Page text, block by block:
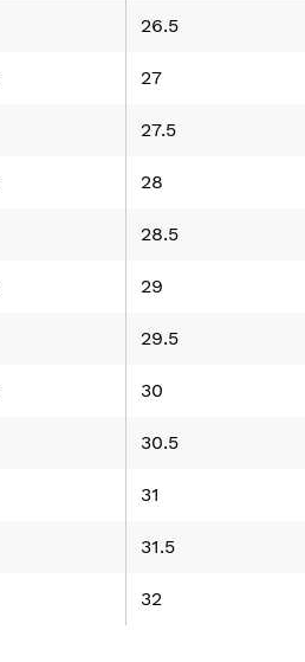
26.5
27
27.5
28
28.5
29
29.5
30
30.5
31
31.5
32